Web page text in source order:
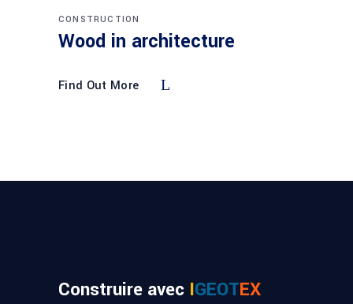
CONSTRUCTION
Wood in architecture
Find Out More
Construire avec IGEOTEX